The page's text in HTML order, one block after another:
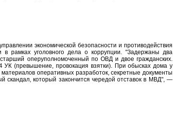
экономической безопасности и противодействия
рамках уголовного дела о коррупции. "Задержаны два
оперуполномоченный по ОВД и двое гражданских.
(превышение, провокация взятки). При обысках дома у
оперативных разработок, секретные документы
скандал, который закончится чередой отставок в МВД", —